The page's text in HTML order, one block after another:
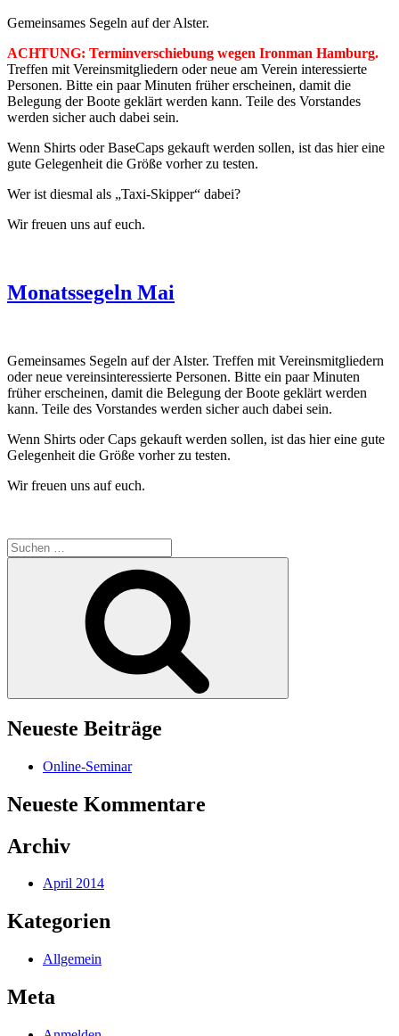
Gemeinsames Segeln auf der Alster.
ACHTUNG: Terminverschiebung wegen Ironman Hamburg.
Treffen mit Vereinsmitgliedern oder neue am Verein interessierte
Personen. Bitte ein paar Minuten früher erscheinen, damit die
Belegung der Boote geklärt werden kann. Teile des Vorstandes
werden sicher auch dabei sein.
Wenn Shirts oder BaseCaps gekauft werden sollen, ist das hier eine
gute Gelegenheit die Größe vorher zu testen.
Wer ist diesmal als „Taxi-Skipper“ dabei?
Wir freuen uns auf euch.
Monatssegeln Mai
Gemeinsames Segeln auf der Alster. Treffen mit Vereinsmitgliedern
oder neue vereinsinteressierte Personen. Bitte ein paar Minuten
früher erscheinen, damit die Belegung der Boote geklärt werden
kann. Teile des Vorstandes werden sicher auch dabei sein.
Wenn Shirts oder Caps gekauft werden sollen, ist das hier eine gute
Gelegenheit die Größe vorher zu testen.
Wir freuen uns auf euch.
Suchen
nach:
Neueste Beiträge
Online-Seminar
Neueste Kommentare
Archiv
April 2014
Kategorien
Allgemein
Meta